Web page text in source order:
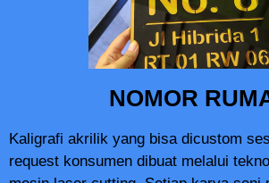
NOMOR
Kaligrafi akrilik yang bisa dicustom
request konsumen dibuat melalui